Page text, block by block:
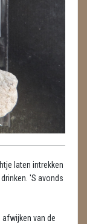
laten intrekken
'S avonds
afwijken van de